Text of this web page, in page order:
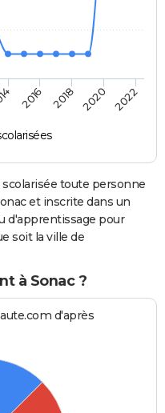
2016 2018 2020 2022
toute personne
et inscrite dans un
d'apprentissage pour
soit la ville de
à Sonac ?
d'après